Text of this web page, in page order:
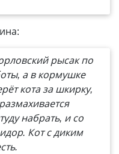
рысак по
а в кормушке
кота за шкирку,
набрать, и со
Кот с диким